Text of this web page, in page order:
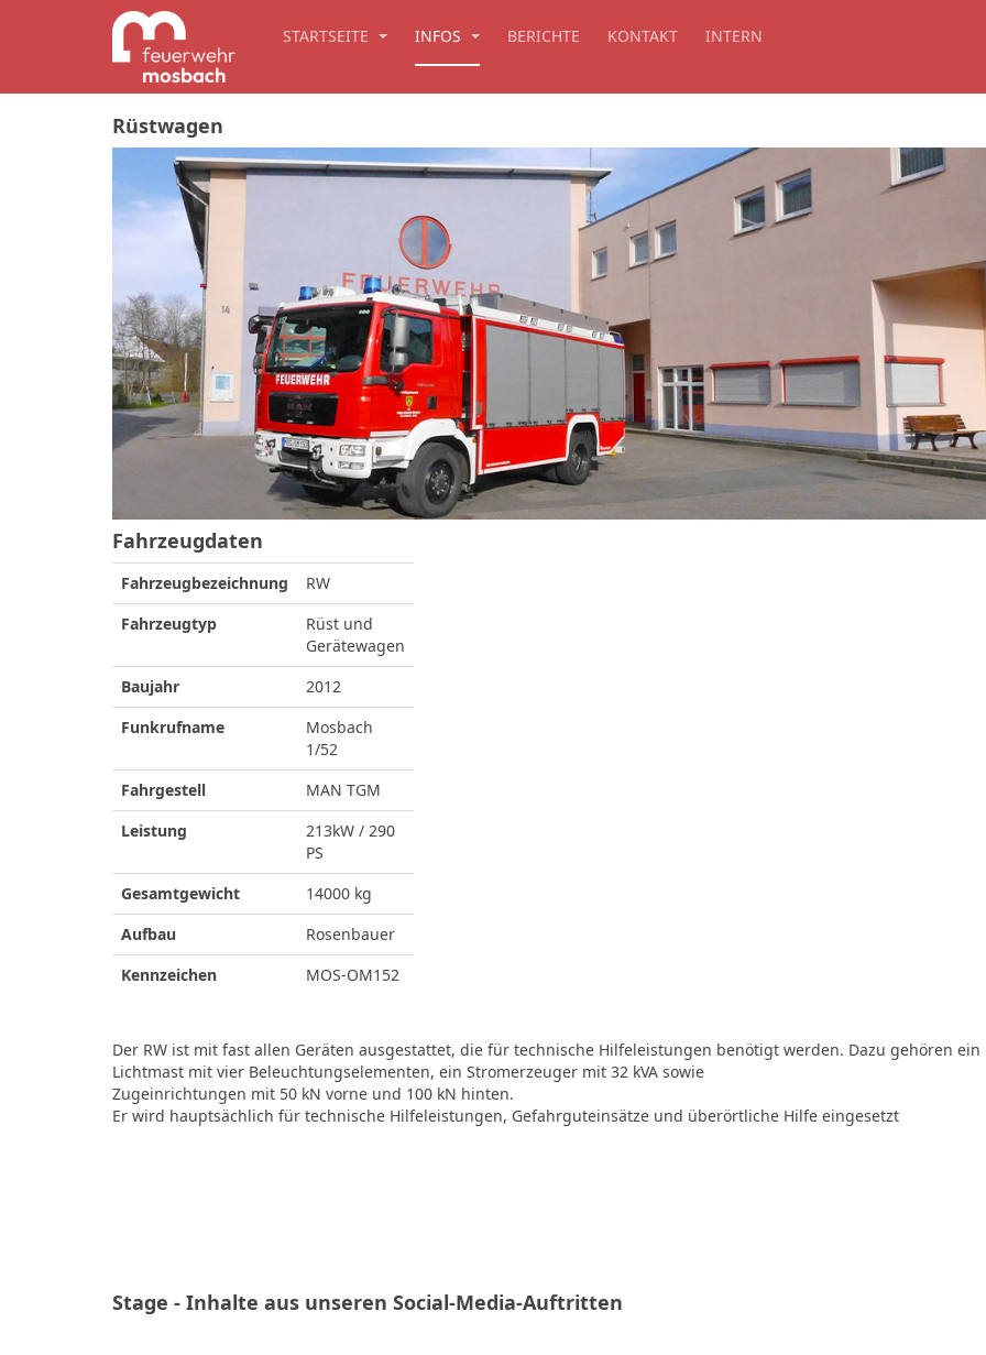
STARTSEITE INFOS BERICHTE KONTAKT INTERN
Rüstwagen
Fahrzeugdaten
Fahrzeugbezeichnung
RW
Fahrzeugtyp
Rüst und
Gerätewagen
Baujahr
2012
Funkrufname
Mosbach
1/52
Fahrgestell
MAN TGM
Leistung
213kW / 290
PS
Gesamtgewicht
14000 kg
Aufbau
Rosenbauer
Kennzeichen
MOS-OM152
Der RW ist mit fast allen Geräten ausgestattet, die für technische Hilfeleistungen benötigt werden. Dazu gehören ein
Lichtmast mit vier Beleuchtungselementen, ein Stromerzeuger mit 32 kVA sowie
Zugeinrichtungen mit 50 kN vorne und 100 kN hinten.
Er wird hauptsächlich für technische Hilfeleistungen, Gefahrguteinsätze und überörtliche Hilfe eingesetzt
Stage - Inhalte aus unseren Social-Media-Auftritten